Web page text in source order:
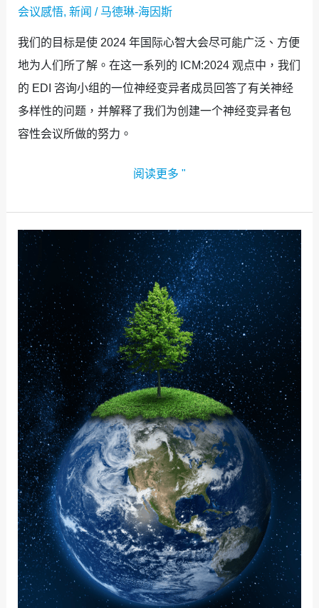
会议感悟, 新闻 / 马德琳-海因斯
我们的目标是使 2024 年国际心智大会尽可能广泛、方便
地为人们所了解。在这一系列的 ICM:2024 观点中，我们
的 EDI 咨询小组的一位神经变异者成员回答了有关神经
多样性的问题，并解释了我们为创建一个神经变异者包
容性会议所做的努力。
多
样
PT.1
阅读更多 "
变
化
世
界
中
的
正
念：
它
对
我
的
意
义